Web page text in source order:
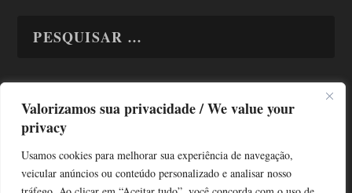
Valorizamos sua privacidade / We value your
privacy
Usamos cookies para melhorar sua experiência de navegação,
veicular anúncios ou conteúdo personalizado e analisar nosso
TODAS OS ASSUNTOS